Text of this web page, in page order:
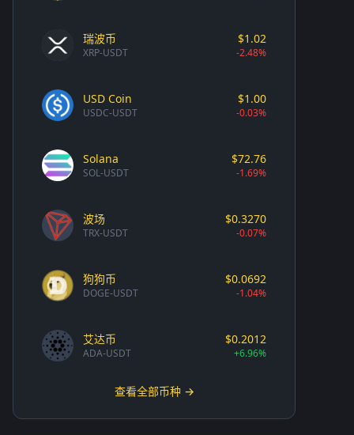
瑞波币
XRP-USDT
$1.02
-2.48%
USD Coin
USDC-USDT
$1.00
-0.03%
Solana
SOL-USDT
$72.76
-1.69%
波场
TRX-USDT
$0.3270
-0.07%
狗狗币
DOGE-USDT
$0.0692
-1.04%
艾达币
ADA-USDT
$0.2012
+6.96%
查看全部币种 →